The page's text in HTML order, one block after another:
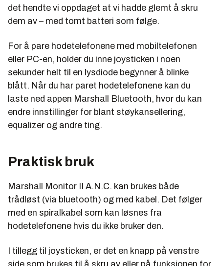
det hendte vi oppdaget at vi hadde glemt å skru
dem av – med tomt batteri som følge.
For å pare hodetelefonene med mobiltelefonen
eller PC-en, holder du inne joysticken i noen
sekunder helt til en lysdiode begynner å blinke
blått. Når du har paret hodetelefonene kan du
laste ned appen Marshall Bluetooth, hvor du kan
endre innstillinger for blant støykansellering,
equalizer og andre ting.
Praktisk bruk
Marshall Monitor II A.N.C. kan brukes både
trådløst (via bluetooth) og med kabel. Det følger
med en spiralkabel som kan løsnes fra
hodetelefonene hvis du ikke bruker den.
I tillegg til joysticken, er det en knapp på venstre
side som brukes til å skru av eller på funksjonen for